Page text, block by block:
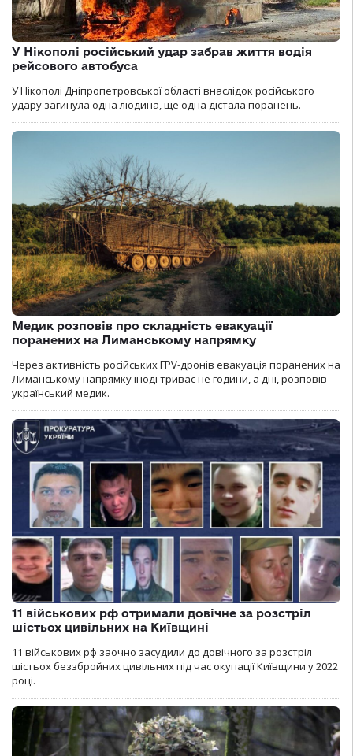
У Нікополі російський удар забрав життя водія
рейсового автобуса
У Нікополі Дніпропетровської області внаслідок російського
удару загинула одна людина, ще одна дістала поранень.
Медик розповів про складність евакуації
поранених на Лиманському напрямку
Через активність російських FPV-дронів евакуація поранених на
Лиманському напрямку іноді триває не години, а дні, розповів
український медик.
11 військових рф отримали довічне за розстріл
шістьох цивільних на Київщині
11 військових рф заочно засудили до довічного за розстріл
шістьох беззбройних цивільних під час окупації Київщини у 2022
році.